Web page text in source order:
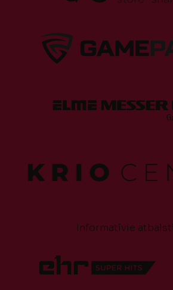
Informatīvie